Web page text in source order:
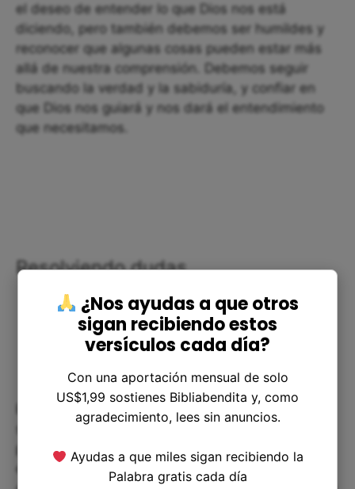
el deseo de entender lo que Dios nos está
diciendo, pero también debemos ser humildes y
reconocer que algunas cosas pueden estar más
allá de nuestra comprensión. Debemos seguir
buscando la verdad y la sabiduría, y confiar en
que Dios nos guiará y nos dará el entendimiento
que necesitamos.
Resolviendo dudas
Es posible que te hayas sentido en la misma
situación que Daniel, en la que has leído la biblia
pero no has podido entender todo lo que se te
está mostrando. Si ese es el caso, no te
¿Nos ayudas a que otros
sigan recibiendo estos
versículos cada día?
Con una aportación mensual de solo
US$1,99 sostienes Bibliabendita y, como
agradecimiento, lees sin anuncios.
Ayudas a que miles sigan recibiendo la
Palabra gratis cada día